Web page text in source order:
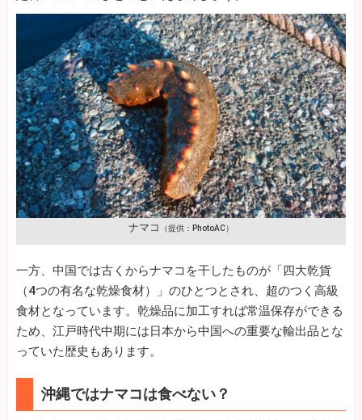
ナマコ （提供：PhotoAC）
一方、中国では古くからナマコを干したものが「四大乾貨
（4つの有名な乾燥食材）」のひとつとされ、超のつく高級
食材となっています。乾燥品に加工すれば常温保存ができる
ため、江戸時代中期には日本から中国への重要な輸出品とな
っていた歴史もあります。
沖縄ではナマコは食べない？